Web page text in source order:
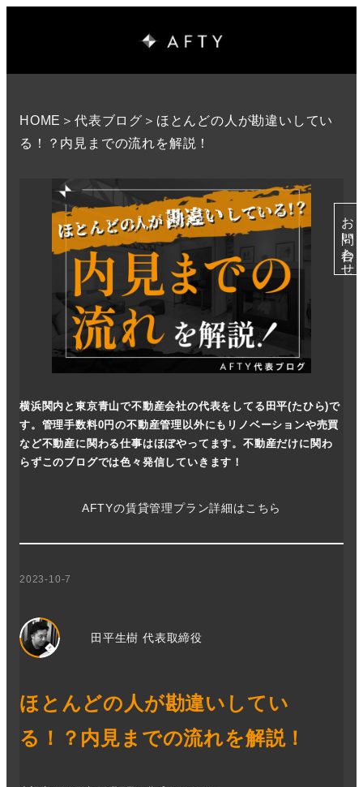
お問い合わせ
HOME ＞代表ブログ ＞ほとんどの人が勘違いしてい
る！？内見までの流れを解説！
横浜関内と東京青山で不動産会社の代表をしてる田平(たひら)で
す。管理手数料0円の不動産管理以外にもリノベーションや売買
など不動産に関わる仕事はほぼやってます。不動産だけに関わ
らずこのブログでは色々発信していきます！
AFTYの賃貸管理プラン詳細はこちら
2023-10-7
田平生樹 代表取締役
ほとんどの人が勘違いしてい
る！？内見までの流れを解説！